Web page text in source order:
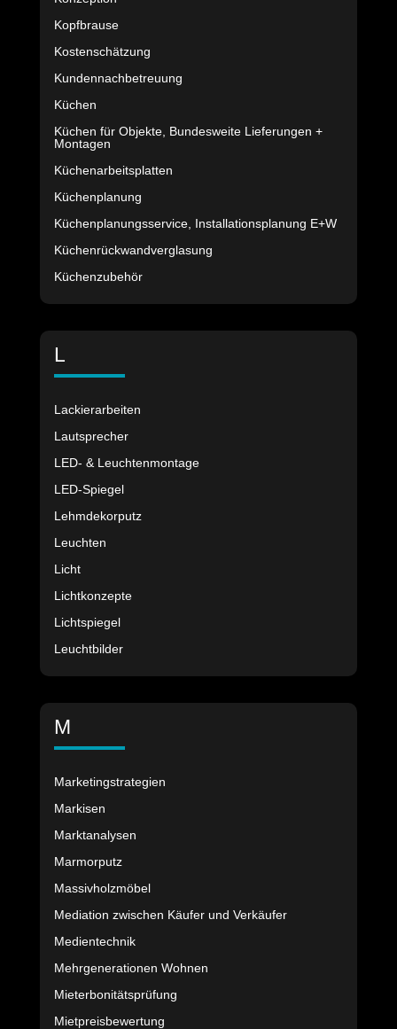
Kopfbrause
Kostenschätzung
Kundennachbetreuung
Küchen
Küchen für Objekte, Bundesweite Lieferungen +
Montagen
Küchenarbeitsplatten
Küchenplanung
Küchenplanungsservice, Installationsplanung E+W
Küchenrückwandverglasung
Küchenzubehör
L
Lackierarbeiten
Lautsprecher
LED- & Leuchtenmontage
LED-Spiegel
Lehmdekorputz
Leuchten
Licht
Lichtkonzepte
Lichtspiegel
Leuchtbilder
M
Marketingstrategien
Markisen
Marktanalysen
Marmorputz
Massivholzmöbel
Mediation zwischen Käufer und Verkäufer
Medientechnik
Mehrgenerationen Wohnen
Mieterbonitätsprüfung
Mietpreisbewertung